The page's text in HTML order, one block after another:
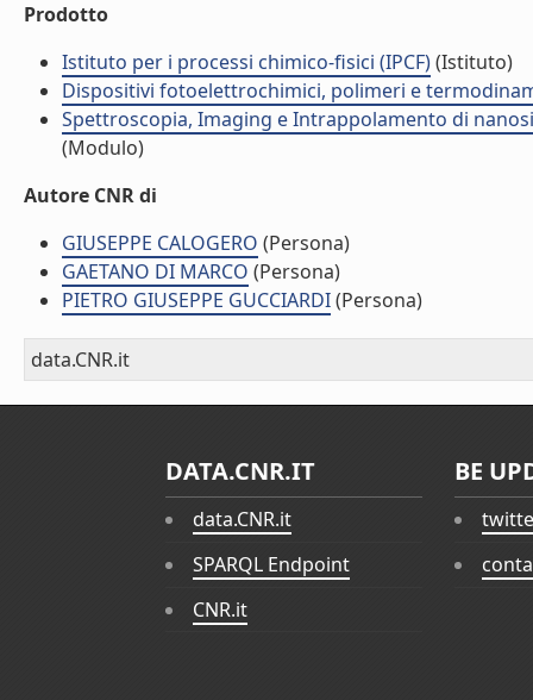
Prodotto
Istituto per i processi chimico-fisici (IPCF)(Istituto)
Dispositivi fotoelettrochimici, polimeri e
Spettroscopia, Imaging e Intrappolamento di
(Modulo)
Autore CNR di
GIUSEPPE CALOGERO (Persona)
GAETANO DI MARCO (Persona)
PIETRO GIUSEPPE GUCCIARDI(Persona)
data.CNR.it
DATA.CNR.IT
data.CNR.it
SPARQL Endpoint
CNR.it
BE